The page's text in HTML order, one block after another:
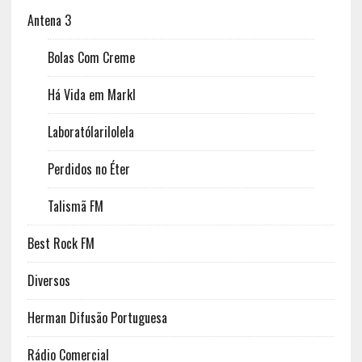
Antena 3
Bolas Com Creme
Há Vida em Markl
Laboratólarilolela
Perdidos no Éter
Talismã FM
Best Rock FM
Diversos
Herman Difusão Portuguesa
Rádio Comercial